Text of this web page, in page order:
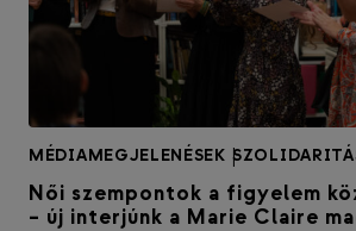
MÉDIAMEGJELENÉSEK |
Női szempontok a figyelem
– új interjúnk a Marie Claire